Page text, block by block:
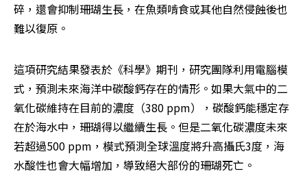
碎，還會抑制珊瑚生長，在魚類啃食或其他自然侵蝕後也
難以復原。
這項研究結果發表於《科學》期刊，研究團隊利用電腦模
式，預測未來海洋中碳酸鈣存在的情形。如果大氣中的二
氧化碳維持在目前的濃度（380 ppm），碳酸鈣能穩定存
在於海水中，珊瑚得以繼續生長。但是二氧化碳濃度未來
若超過500 ppm，模式預測全球溫度將升高攝氏3度，海
水酸性也會大幅增加，導致絕大部份的珊瑚死亡。